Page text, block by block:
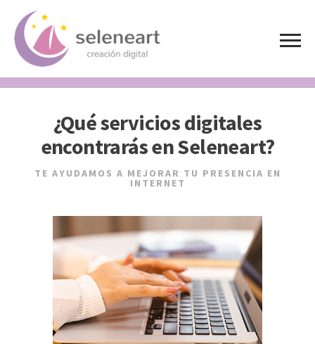
¿Qué servicios digitales
encontrarás en Seleneart?
TE AYUDAMOS A MEJORAR TU PRESENCIA EN
INTERNET